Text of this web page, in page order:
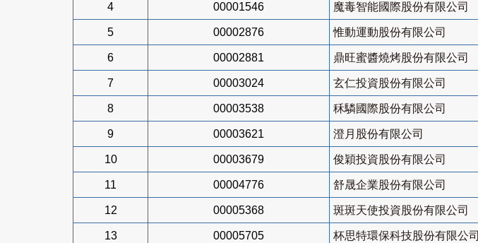
4 00001546 魔毒智能國際股份有限公司
5 00002876 惟動運動股份有限公司
6 00002881 鼎旺蜜醬燒烤股份有限公司
7 00003024 玄仁投資股份有限公司
8 00003538 秝驎國際股份有限公司
9 00003621 澄月股份有限公司
10 00003679 俊穎投資股份有限公司
11 00004776 舒晟企業股份有限公司
12 00005368 斑斑天使投資股份有限公司
13 00005705 杯思特環保科技股份有限公司